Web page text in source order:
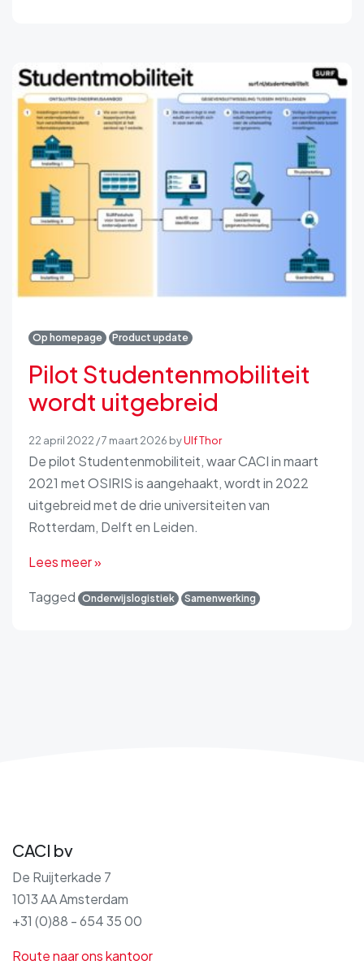
Op homepage Product update
Pilot Studentenmobiliteit
wordt uitgebreid
22 april 2022/7 maart 2026 byUlf Thor
De pilot Studentenmobiliteit, waar CACI in maart
2021 met OSIRIS is aangehaakt, wordt in 2022
uitgebreid met de drie universiteiten van
Rotterdam, Delft en Leiden.
Lees meer »
Tagged Onderwijslogistiek Samenwerking
CACI bv
De Ruijterkade 7
1013 AA Amsterdam
+31 (0)88 - 654 35 00
Route naar ons kantoor